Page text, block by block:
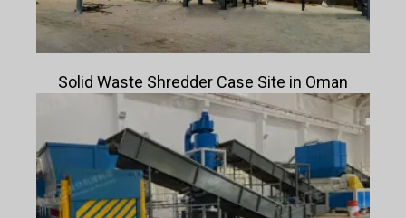
Solid Waste Shredder Case Site in Oman